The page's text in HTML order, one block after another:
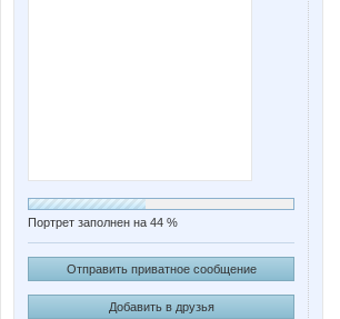
Портрет заполнен на 44 %
Отправить приватное сообщение
Добавить в друзья